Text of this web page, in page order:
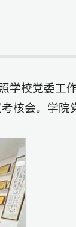
学校党委工作
核会。学院